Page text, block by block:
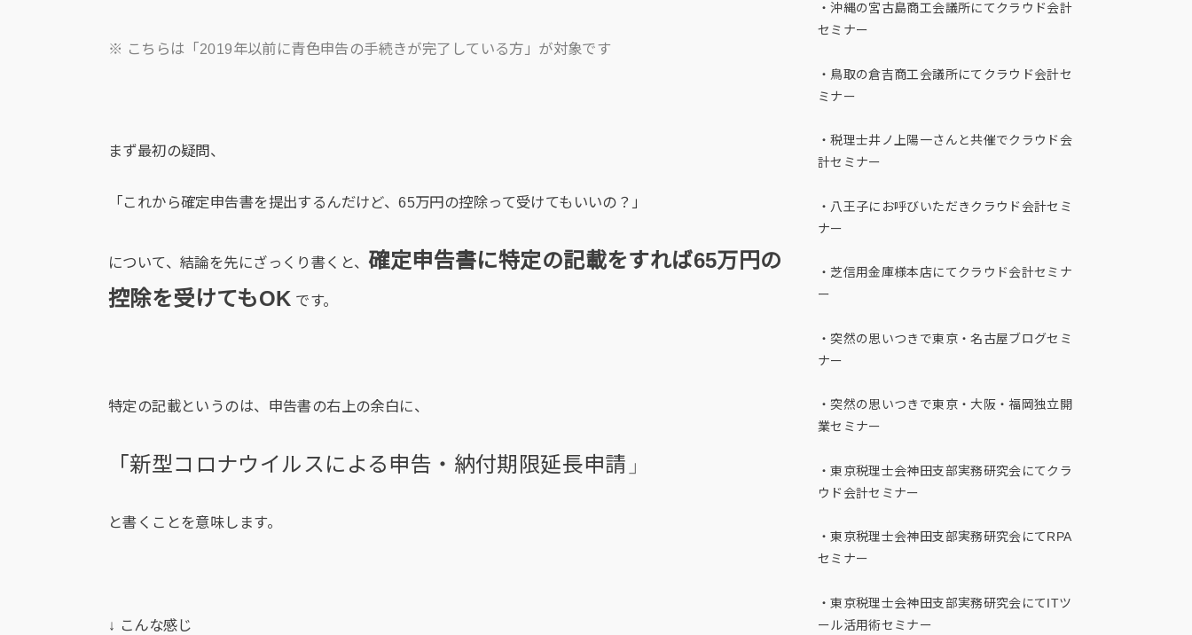
※ こちらは「2019年以前に青色申告の手続きが完了している方」が対象です
まず最初の疑問、
「これから確定申告書を提出するんだけど、65万円の控除って受けてもいいの？」
について、結論を先にざっくり書くと、確定申告書に特定の記載をすれば65万円の
控除を受けてもOK です。
特定の記載というのは、申告書の右上の余白に、
「新型コロナウイルスによる申告・納付期限延長申請 」
と書くことを意味します。
↓ こんな感じ
・沖縄の宮古島商工会議所にてクラウド会計
セミナー
・鳥取の倉吉商工会議所にてクラウド会計セ
ミナー
・税理士井ノ上陽一さんと共催でクラウド会
計セミナー
・八王子にお呼びいただきクラウド会計セミ
ナー
・芝信用金庫様本店にてクラウド会計セミナ
ー
・突然の思いつきで東京・名古屋ブログセミ
ナー
・突然の思いつきで東京・大阪・福岡独立開
業セミナー
・東京税理士会神田支部実務研究会にてクラ
ウド会計セミナー
・東京税理士会神田支部実務研究会にてRPA
セミナー
・東京税理士会神田支部実務研究会にてITツ
ール活用術セミナー